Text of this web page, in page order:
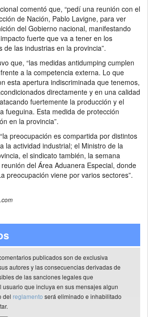
comentó que, “pedí una reunión con el
de Nación, Pablo Lavigne, para ver
del Gobierno nacional, manifestando
fuerte que va a tener en los
de las industrias en la provincia”.
que, “las medidas antidumping cumplen
a la competencia externa. Lo que
esta apertura indiscriminada que tenemos,
directamente y en una calidad
fuertemente la producción y el
fueguina. Esta medida de protección
en la provincia”.
preocupación es compartida por distintos
la actividad industrial; el Ministro de la
el sindicato también, la semana
del Área Aduanera Especial, donde
preocupación viene por varios sectores”.
publicados son de exclusiva
autores y las consecuencias derivadas de
de las sanciones legales que
usuario que incluya en sus mensajes algun
del reglamento será eliminado e inhabilitado